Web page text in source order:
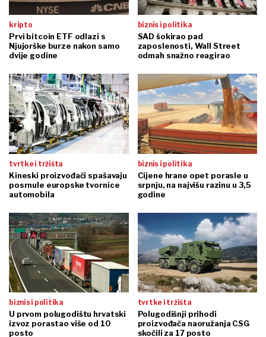
kripto
Prvi bitcoin ETF odlazi s
Njujorške burze nakon samo
dvije godine
biznis i politika
SAD šokirao pad
zaposlenosti, Wall Street
odmah snažno reagirao
tvrtke i tržišta
Kineski proizvođači spašavaju
posrnule europske tvornice
automobila
biznis i politika
Cijene hrane opet porasle u
srpnju, na najvišu razinu u 3,5
godine
biznis i politika
U prvom polugodištu hrvatski
izvoz porastao više od 10
posto
tvrtke i tržišta
Polugodišnji prihodi
proizvođača naoružanja CSG
skočili za 17 posto